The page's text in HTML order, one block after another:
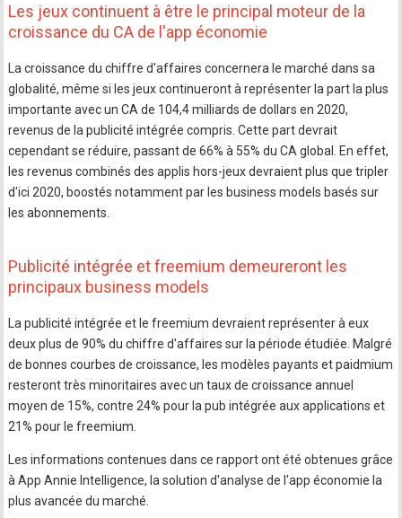
Les jeux continuent à être le principal moteur de la
croissance du CA de l'app économie
La croissance du chiffre d'affaires concernera le marché dans sa
globalité, même si les jeux continueront à représenter la part la plus
importante avec un CA de 104,4 milliards de dollars en 2020,
revenus de la publicité intégrée compris. Cette part devrait
cependant se réduire, passant de 66% à 55% du CA global. En effet,
les revenus combinés des applis hors-jeux devraient plus que tripler
d'ici 2020, boostés notamment par les business models basés sur
les abonnements.
Publicité intégrée et freemium demeureront les
principaux business models
La publicité intégrée et le freemium devraient représenter à eux
deux plus de 90% du chiffre d'affaires sur la période étudiée. Malgré
de bonnes courbes de croissance, les modèles payants et paidmium
resteront très minoritaires avec un taux de croissance annuel
moyen de 15%, contre 24% pour la pub intégrée aux applications et
21% pour le freemium.
Les informations contenues dans ce rapport ont été obtenues grâce
à App Annie Intelligence, la solution d'analyse de l'app économie la
plus avancée du marché.